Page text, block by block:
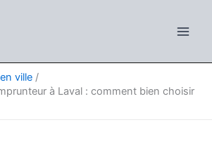
ville
à Laval : comment bien choisir